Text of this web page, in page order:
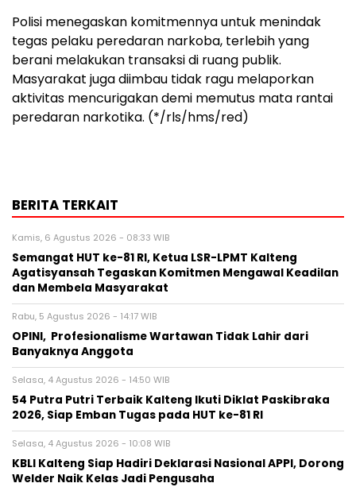
Polisi menegaskan komitmennya untuk menindak
tegas pelaku peredaran narkoba, terlebih yang
berani melakukan transaksi di ruang publik.
Masyarakat juga diimbau tidak ragu melaporkan
aktivitas mencurigakan demi memutus mata rantai
peredaran narkotika. (*/rls/hms/red)
BERITA TERKAIT
Kamis, 6 Agustus 2026 - 08:33 WIB
Semangat HUT ke-81 RI, Ketua LSR-LPMT Kalteng
Agatisyansah Tegaskan Komitmen Mengawal Keadilan
dan Membela Masyarakat
Rabu, 5 Agustus 2026 - 14:17 WIB
OPINI, Profesionalisme Wartawan Tidak Lahir dari
Banyaknya Anggota
Selasa, 4 Agustus 2026 - 14:50 WIB
54 Putra Putri Terbaik Kalteng Ikuti Diklat Paskibraka
2026, Siap Emban Tugas pada HUT ke-81 RI
Selasa, 4 Agustus 2026 - 10:08 WIB
KBLI Kalteng Siap Hadiri Deklarasi Nasional APPI, Dorong
Welder Naik Kelas Jadi Pengusaha